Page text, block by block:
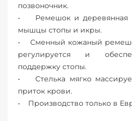
позвоночник.
• Ремешок и деревянная
мышцы стопы и икры.
• Сменный кожаный
регулируется и
поддержку стопы.
• Cтелька мягко
приток крови.
• Производство только в